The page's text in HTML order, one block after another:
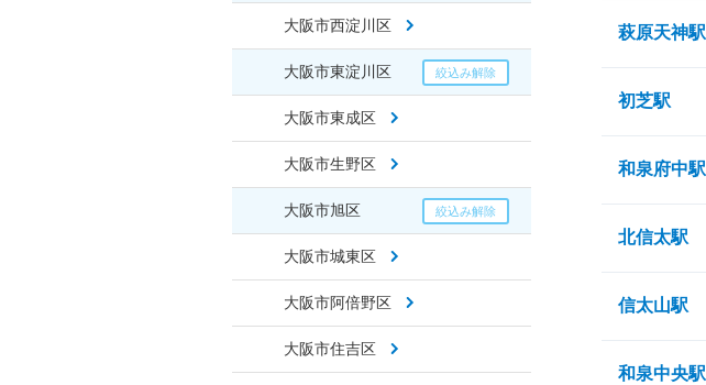
大阪市西淀川区
大阪市東淀川区
大阪市東成区
大阪市生野区
大阪市旭区
大阪市城東区
大阪市阿倍野区
大阪市住吉区
萩原天神駅
初芝駅
和泉府中駅
北信太駅
信太山駅
和泉中央駅